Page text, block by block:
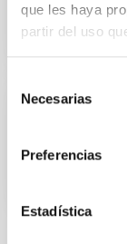
que les haya
partir del uso
Necesarias
Preferencias
Estadística